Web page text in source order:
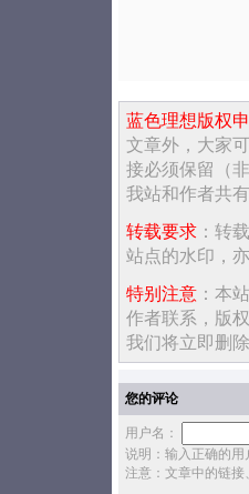
蓝色理想版权
文章外，大家
接必须保留（
我站和作者共有
转载要求 ：转
站点的水印，
特别注意 ：本
作者联系，版
我们将立即删除
您的评论
用户名：
说明：输入正确的
注意：文章中的链接